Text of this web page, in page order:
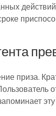
приза.